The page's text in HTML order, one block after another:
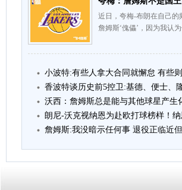
近日，夸梅-布朗在自己的
詹姆斯‘傀儡’，因为我认
小波特:有些人拿大合同就懈怠 有些
香波特谈历史前5控卫:基德、便士、
沃西：詹姆斯总是能与其他球星产生
朗尼-沃克视纳恩为赴欧打球榜样！
詹姆斯:我没暗示任何事 退役正临近